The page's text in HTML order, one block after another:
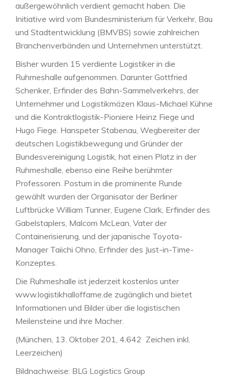
außergewöhnlich verdient gemacht haben. Die
Initiative wird vom Bundesministerium für Verkehr, Bau
und Stadtentwicklung (BMVBS) sowie zahlreichen
Branchenverbänden und Unternehmen unterstützt.
Bisher wurden 15 verdiente Logistiker in die
Ruhmeshalle aufgenommen. Darunter Gottfried
Schenker, Erfinder des Bahn-Sammelverkehrs, der
Unternehmer und Logistikmäzen Klaus-Michael Kühne
und die Kontraktlogistik-Pioniere Heinz Fiege und
Hugo Fiege. Hanspeter Stabenau, Wegbereiter der
deutschen Logistikbewegung und Gründer der
Bundesvereinigung Logistik, hat einen Platz in der
Ruhmeshalle, ebenso eine Reihe berühmter
Professoren. Postum in die prominente Runde
gewählt wurden der Organisator der Berliner
Luftbrücke William Tunner, Eugene Clark, Erfinder des
Gabelstaplers, Malcom McLean, Vater der
Containerisierung, und der japanische Toyota-
Manager Taiichi Ohno, Erfinder des Just-in-Time-
Konzeptes.
Die Ruhmeshalle ist jederzeit kostenlos unter
www.logistikhalloffame.de zugänglich und bietet
Informationen und Bilder über die logistischen
Meilensteine und ihre Macher.
(München, 13. Oktober 201, 4.642 Zeichen inkl.
Leerzeichen)
Bildnachweise: BLG Logistics Group